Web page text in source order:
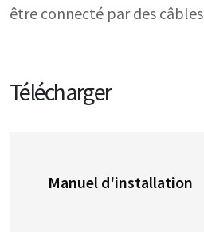
être connecté par des câbles
Télécharger
Manuel d'installation